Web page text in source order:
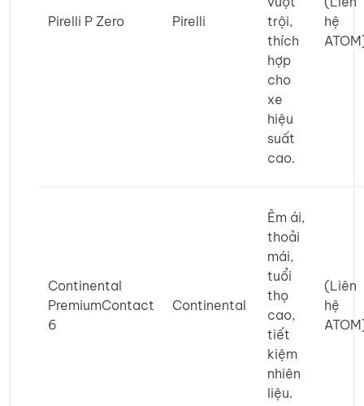
Pirelli P Zero Pirelli
trội,
thích
hợp
cho
xe
hiệu
suất
cao.
hệ
Continental
PremiumContact
6
Continental
Êm ái,
thoải
mái,
tuổi
thọ
cao,
tiết
kiệm
nhiên
liệu.
(Liên
hệ